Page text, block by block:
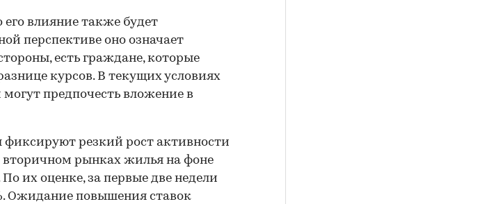
его влияние также будет
перспективе оно означает
есть граждане, которые
курсов. В текущих условиях
предпочесть вложение в
резкий рост активности
рынках жилья на фоне
их оценке, за первые две недели
Ожидание повышения ставок